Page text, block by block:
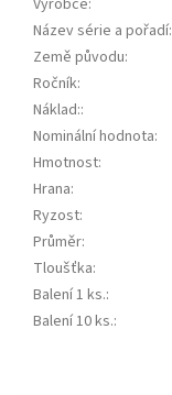
Výrobce:
Název série a pořadí:
Země původu:
Ročník:
Náklad::
Nominální hodnota:
Hmotnost:
Hrana:
Ryzost:
Průměr:
Tloušťka:
Balení 1 ks.:
Balení 10 ks.: